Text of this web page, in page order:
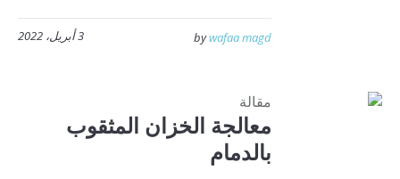
3 أبريل، 2022 bywafaa magd
مقالة
معالجة الخزان المثقوب
بالدمام